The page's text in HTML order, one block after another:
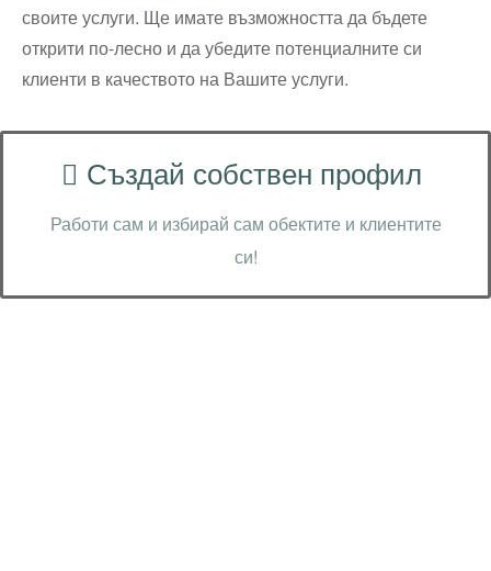
своите услуги. Ще имате възможността да бъдете
открити по-лесно и да убедите потенциалните си
клиенти в качеството на Вашите услуги.
Създай собствен профил
Работи сам и избирай сам обектите и клиентите
си!